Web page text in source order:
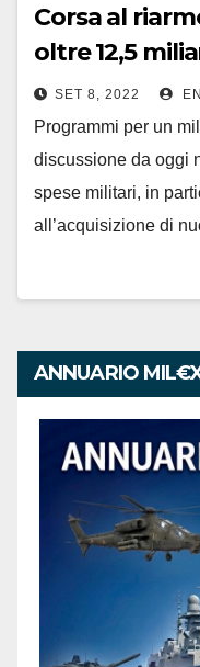
Corsa al
oltre 12,5
SET 8, 2022
Programmi per un
discussione da oggi
spese militari, in
all’acquisizione di
ANNUARIO